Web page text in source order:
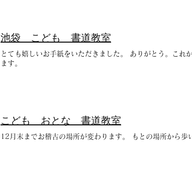
池袋 こども 書道教室
とても嬉しいお手紙をいただきました。 ありがとう。これ
ます。
こども おとな 書道教室
12月末までお稽古の場所が変わります。 もとの場所から歩